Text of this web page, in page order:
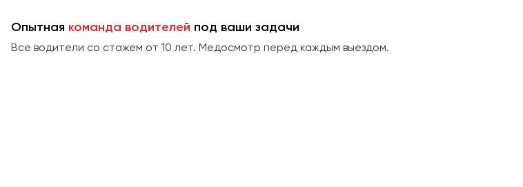
Опытная команда водителей под ваши задачи
Все водители со стажем от 10 лет. Медосмотр перед каждым выездом.